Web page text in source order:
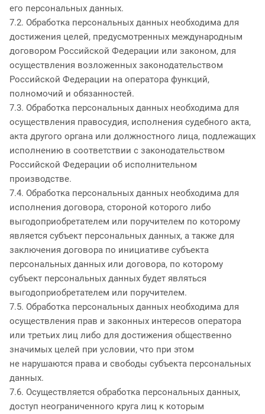
его персональных данных.
7.2. Обработка персональных данных необходима для
достижения целей, предусмотренных международным
договором Российской Федерации или законом, для
осуществления возложенных законодательством
Российской Федерации на оператора функций,
полномочий и обязанностей.
7.3. Обработка персональных данных необходима для
осуществления правосудия, исполнения судебного акта,
акта другого органа или должностного лица, подлежащих
исполнению в соответствии с законодательством
Российской Федерации об исполнительном
производстве.
7.4. Обработка персональных данных необходима для
исполнения договора, стороной которого либо
выгодоприобретателем или поручителем по которому
является субъект персональных данных, а также для
заключения договора по инициативе субъекта
персональных данных или договора, по которому
субъект персональных данных будет являться
выгодоприобретателем или поручителем.
7.5. Обработка персональных данных необходима для
осуществления прав и законных интересов оператора
или третьих лиц либо для достижения общественно
значимых целей при условии, что при этом
не нарушаются права и свободы субъекта персональных
данных.
7.6. Осуществляется обработка персональных данных,
доступ неограниченного круга лиц к которым